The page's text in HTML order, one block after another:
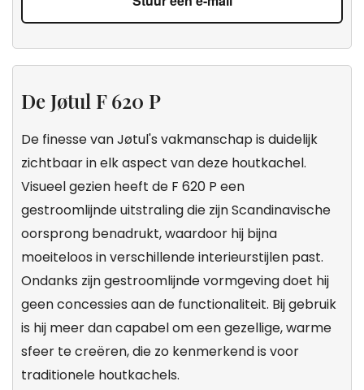
De Jøtul F 620 P
De finesse van Jøtul's vakmanschap is duidelijk
zichtbaar in elk aspect van deze houtkachel.
Visueel gezien heeft de F 620 P een
gestroomlijnde uitstraling die zijn Scandinavische
oorsprong benadrukt, waardoor hij bijna
moeiteloos in verschillende interieurstijlen past.
Ondanks zijn gestroomlijnde vormgeving doet hij
geen concessies aan de functionaliteit. Bij gebruik
is hij meer dan capabel om een gezellige, warme
sfeer te creëren, die zo kenmerkend is voor
traditionele houtkachels.